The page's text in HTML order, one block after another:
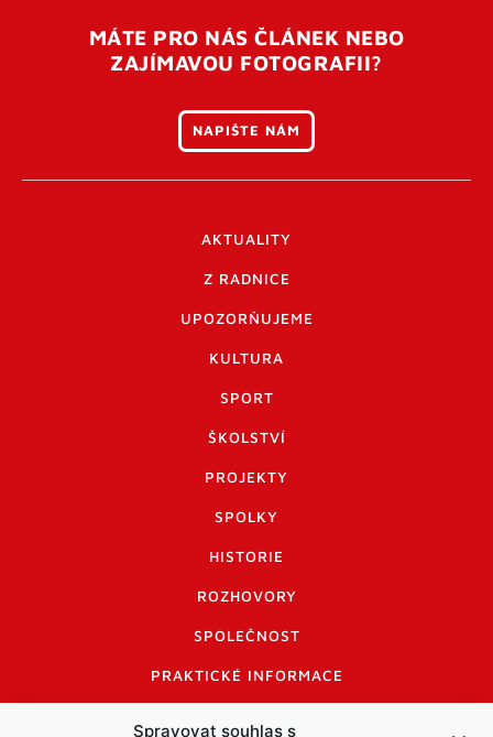
Spravovat souhlas s
MÁTE PRO NÁS ČLÁNEK NEBO
ZAJÍMAVOU FOTOGRAFII?
NAPIŠTE NÁM
AKTUALITY
Z RADNICE
UPOZORŇUJEME
KULTURA
SPORT
ŠKOLSTVÍ
PROJEKTY
SPOLKY
HISTORIE
ROZHOVORY
SPOLEČNOST
PRAKTICKÉ INFORMACE